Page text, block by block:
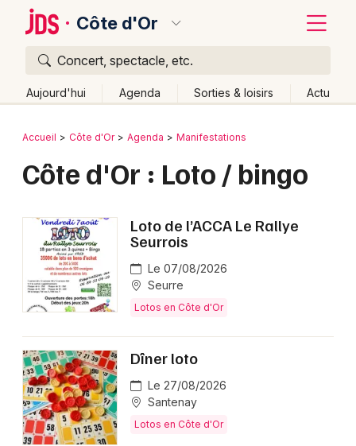
Côte d'Or
Concert, spectacle, etc.
Aujourd'hui Agenda Sorties & loisirs Actu
Publier un événement
Grands événements
Activité & Expérience
Manifestations
Foires & salons
Spectacles
Concerts
Bordeaux
Lyon
Marseille
Montpellier
Nantes
Nice
Retour
Accueil Côte d'Or Agenda Manifestations
Côte d'Or : Loto / bingo
Loto de l’ACCA Le Rallye
Seurrois
Le 07/08/2026
Seurre
Lotos en Côte d'Or
Dîner loto
Le 27/08/2026
Santenay
Lotos en Côte d'Or
Quoi ?
Où ?
Changer de lieu
Aujourd'hui
Demain Ce week-end Autre